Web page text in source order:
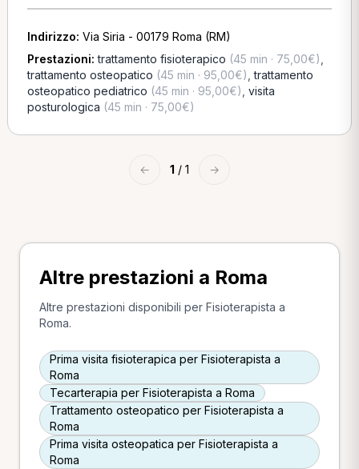
Indirizzo: Via Siria - 00179 Roma (RM)
Prestazioni:trattamento fisioterapico (45 min · 75,00€)
trattamento osteopatico (45 min · 95,00€) ,trattamento
osteopatico pediatrico (45 min · 95,00€) visita
posturologica (45 min · 75,00€)
← 1 / 1 →
Altre prestazioni a Roma
Altre prestazioni disponibili per Fisioterapista a
Roma.
Prima visita fisioterapica per Fisioterapista a
Roma
Tecarterapia per Fisioterapista a Roma
Trattamento osteopatico per Fisioterapista a
Roma
Prima visita osteopatica per Fisioterapista a
Roma